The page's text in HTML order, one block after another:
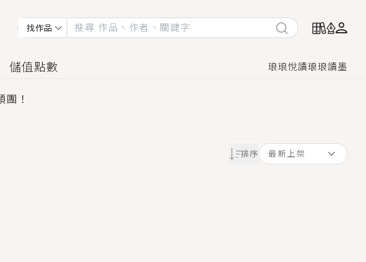
找作品
儲值點數 琅琅悅讀琅琅讀墨
！
享福利！
夫失憶移情別戀，她頭也不回找新歡，他居然還後悔了？
女，今夏最推純愛GL漫畫！
中毒Σ>―(〃°ω°〃)♡→
屬於他的停屍櫃？！
一生將不由自主追逐著她……
排序 最新上架